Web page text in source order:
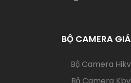
BỘ CAMERA
Bộ Camera
Bộ Camera